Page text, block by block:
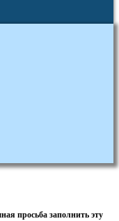
просьба заполнить эту